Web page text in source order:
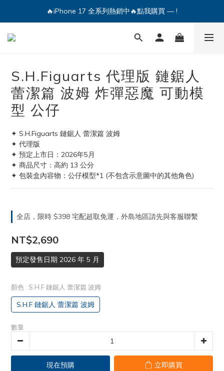
🔥iPhone 17 全系列熱銷中🔥點我購買 — !
🔥iPhone 17 全系列熱銷中🔥點我購買 — !
💕加入Q哥 Line 新好友領優惠券！🎫
S.H.Figuarts 代理版 鏈鋸人
蕾潔篇 波姆 炸彈惡魔 可動模
型 公仔
✦ S.H.Figuarts 鏈鋸人 蕾潔篇 波姆
✦ 代理版
✦ 預定上市日：2026年5月
✦ 商品尺寸：高約 13 公分
✦ 包裝盒內容物：公仔模型*1 (不包含示意圖中的其他角色)
全店，限時 $398 宅配超取免運，外島地區請先與客服聯繫
NT$2,690
預定發售日期 2026 年 5 月
顏色 : S.H.F 鏈鋸人 蕾潔篇 波姆
S.H.F 鏈鋸人 蕾潔篇 波姆
數量
現在預購 立即購買